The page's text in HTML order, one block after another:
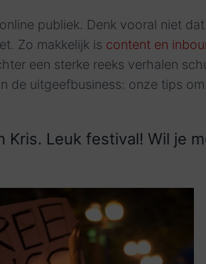
publiek. Denk vooral niet
Zo makkelijk is content en
een sterke reeks verhalen
de uitgeefbusiness: onze tips
Kris. Leuk festival! Wil je